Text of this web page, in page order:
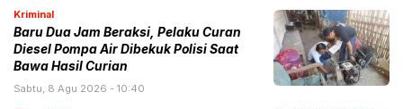
Kriminal
Baru Dua Jam Beraksi, Pelaku Curan
Diesel Pompa Air Dibekuk Polisi Saat
Bawa Hasil Curian
Sabtu, 8 Agu 2026 - 10:40